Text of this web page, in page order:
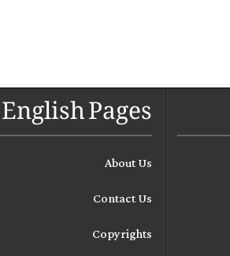
English Pages
About Us
Contact Us
Copyrights